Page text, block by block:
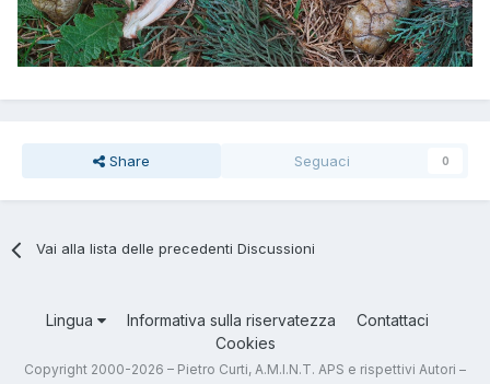
Share Seguaci 0
Vai alla lista delle precedenti Discussioni
Lingua Informativa sulla riservatezza
Contattaci
Cookies
Copyright 2000-2026 – Pietro Curti, A.M.I.N.T. APS e rispettivi Autori –